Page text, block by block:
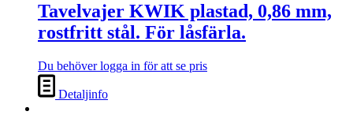
Tavelvajer KWIK plastad, 0,86 mm,
rostfritt stål. För låsfärla.
Du behöver logga in för att se pris
Detaljinfo